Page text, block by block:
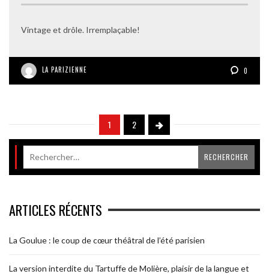
Vintage et drôle. Irremplaçable!
LA PARIZIENNE 0
1 2
ARTICLES RÉCENTS
La Goulue : le coup de cœur théâtral de l’été parisien
La version interdite du Tartuffe de Molière, plaisir de la langue et